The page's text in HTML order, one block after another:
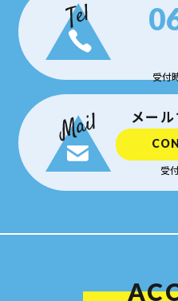
受付
メー
受